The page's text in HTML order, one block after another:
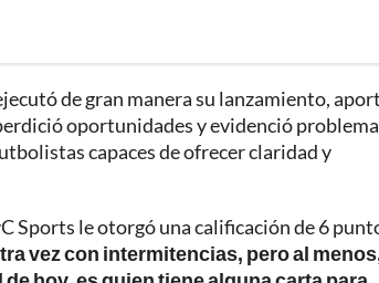
de gran manera su lanzamiento,
oportunidades y evidenció
capaces de ofrecer claridad y
Sports le otorgó una calificación de 6
vez con intermitencias, pero al